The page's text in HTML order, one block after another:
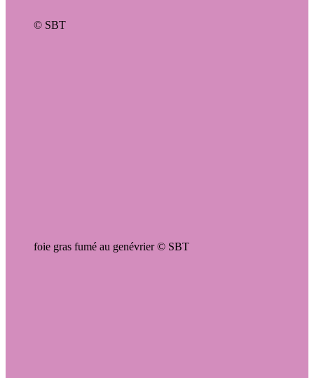
© SBT
foie gras fumé au genévrier © SBT